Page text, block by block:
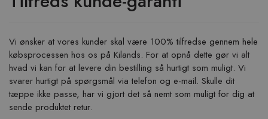
Vi ønsker at vores kunder skal være 100% tilfredse gennem hele
købsprocessen hos os på Kilands. For at opnå dette gør vi alt
hvad vi kan for at levere din bestilling så hurtigt som muligt. Vi
svarer hurtigt på spørgsmål via telefon og e-mail. Skulle dit
tæppe ikke passe, har vi gjort det så nemt som muligt for dig at
sende produktet retur.